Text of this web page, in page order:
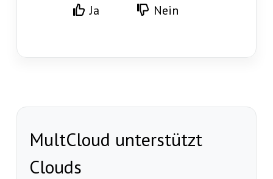
Ja Nein
MultCloud unterstützt
Clouds